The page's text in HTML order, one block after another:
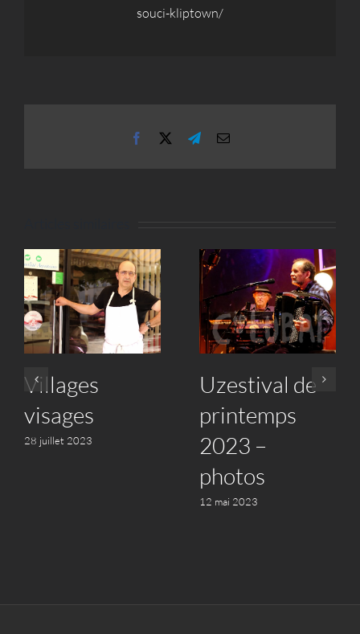
souci-kliptown/
Facebook TelegramEmail
Villages
visages
28 juillet 2023
Uzestival de
printemps
2023 –
photos
12 mai 2023